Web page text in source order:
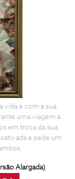
vida e com a sua
uma viagem a
em troca da sua
e pede um
Alargada)